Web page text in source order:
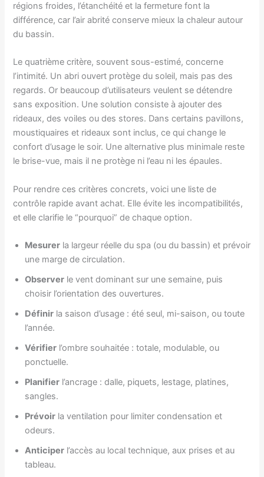
régions froides, l’étanchéité et la fermeture font la
différence, car l’air abrité conserve mieux la chaleur autour
du bassin.
Le quatrième critère, souvent sous-estimé, concerne
l’intimité. Un abri ouvert protège du soleil, mais pas des
regards. Or beaucoup d’utilisateurs veulent se détendre
sans exposition. Une solution consiste à ajouter des
rideaux, des voiles ou des stores. Dans certains pavillons,
moustiquaires et rideaux sont inclus, ce qui change le
confort d’usage le soir. Une alternative plus minimale reste
le brise-vue, mais il ne protège ni l’eau ni les épaules.
Pour rendre ces critères concrets, voici une liste de
contrôle rapide avant achat. Elle évite les incompatibilités,
et elle clarifie le “pourquoi” de chaque option.
Mesurer la largeur réelle du spa (ou du bassin) et prévoir
une marge de circulation.
Observer le vent dominant sur une semaine, puis
choisir l’orientation des ouvertures.
Définir la saison d’usage : été seul, mi-saison, ou toute
l’année.
Vérifier l’ombre souhaitée : totale, modulable, ou
ponctuelle.
Planifier l’ancrage : dalle, piquets, lestage, platines,
sangles.
Prévoir la ventilation pour limiter condensation et
odeurs.
Anticiper l’accès au local technique, aux prises et au
tableau.